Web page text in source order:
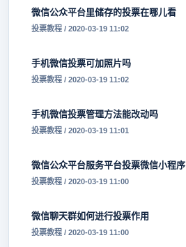
微信公众平台里储存的投票在哪儿看
投票教程 / 2020-03-19 11:02
手机微信投票可加照片吗
投票教程 / 2020-03-19 11:02
手机微信投票管理方法能改动吗
投票教程 / 2020-03-19 11:01
微信公众平台服务平台投票微信小程序
投票教程 / 2020-03-19 11:00
微信聊天群如何进行投票作用
投票教程 / 2020-03-19 11:00